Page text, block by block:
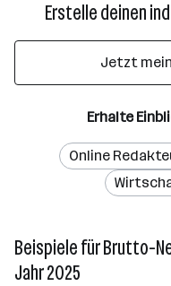
Erstelle deinen
Jetzt
Erhalte
Online
Beispiele für Brutto-
Jahr 2025